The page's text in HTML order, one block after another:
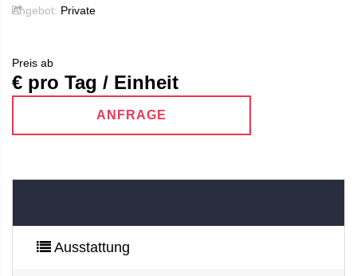
Angebot: Private
Preis ab
€ pro Tag / Einheit
ANFRAGE
Ausstattung